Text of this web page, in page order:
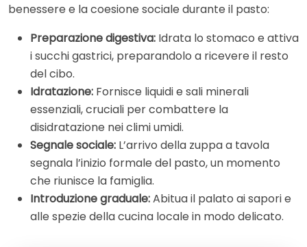
benessere e la coesione sociale durante il pasto:
Preparazione digestiva: Idrata lo stomaco e attiva
i succhi gastrici, preparandolo a ricevere il resto
del cibo.
Idratazione: Fornisce liquidi e sali minerali
essenziali, cruciali per combattere la
disidratazione nei climi umidi.
Segnale sociale: L’arrivo della zuppa a tavola
segnala l’inizio formale del pasto, un momento
che riunisce la famiglia.
Introduzione graduale:Abitua il palato ai sapori e
alle spezie della cucina locale in modo delicato.